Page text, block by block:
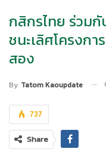
กสิกรไทย ร่วม
ชนะเลิศโครงก
สอง
By Tatom Kaoupdate
737
Share